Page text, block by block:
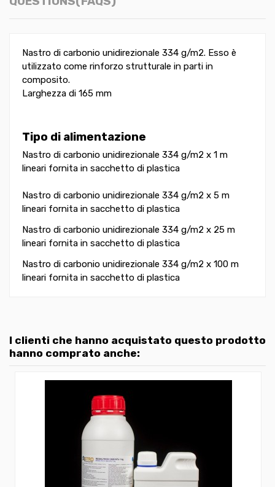
Nastro di carbonio unidirezionale 334 g/m2. Esso è
utilizzato come rinforzo strutturale in parti in
composito.
Larghezza di 165 mm
Tipo di alimentazione
Nastro di carbonio unidirezionale 334 g/m2 x 1 m
lineari fornita in sacchetto di plastica
Nastro di carbonio unidirezionale 334 g/m2 x 5 m
lineari fornita in sacchetto di plastica
Nastro di carbonio unidirezionale 334 g/m2 x 25 m
lineari fornita in sacchetto di plastica
Nastro di carbonio unidirezionale 334 g/m2 x 100 m
lineari fornita in sacchetto di plastica
I clienti che hanno acquistato questo prodotto
hanno comprato anche: